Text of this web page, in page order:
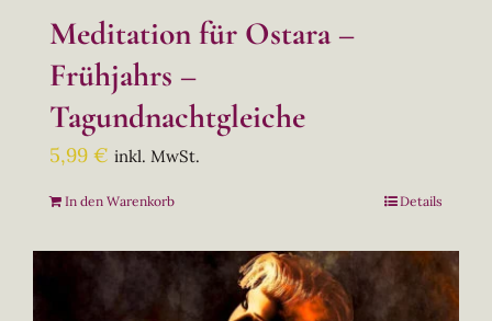
Meditation für Ostara –
Frühjahrs –
Tagundnachtgleiche
5,99 € inkl. MwSt.
In den Warenkorb Details